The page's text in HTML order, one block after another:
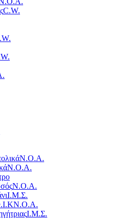
C.W.
Ν.Ο.Α.
Ν.Ο.Α.
Ν.Ο.Α.
Ι.Μ.Σ.
Ν.Ο.Α.
Ι.Μ.Σ.